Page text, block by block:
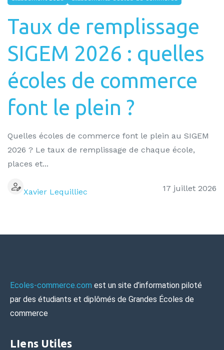
Taux de remplissage
SIGEM 2026 : quelles
écoles de commerce
font le plein ?
Quelles écoles de commerce font le plein au SIGEM
2026 ? Le taux de remplissage de chaque école,
places et...
Xavier Lequilliec 17 juillet 2026
Ecoles-commerce.com est un site d’information piloté
par des étudiants et diplômés de Grandes Écoles de
commerce
LIens Utiles